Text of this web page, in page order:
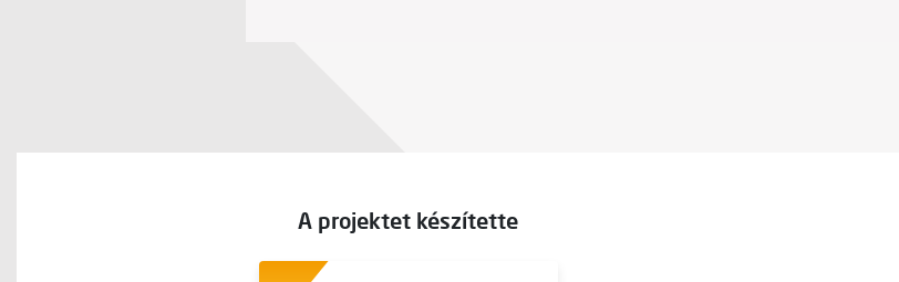
A projektet készítette